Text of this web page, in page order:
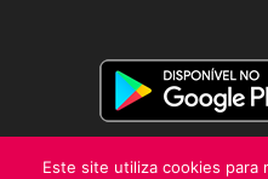
Este site utiliza cookies para